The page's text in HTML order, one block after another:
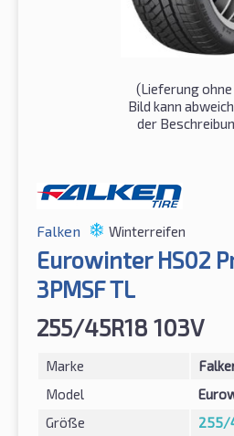
(Lieferung
Bild kann
der
Falken Winterreifen
Eurowinter HS02
3PMSF TL
255/45R18 103V
Marke
Model
Größe
255/